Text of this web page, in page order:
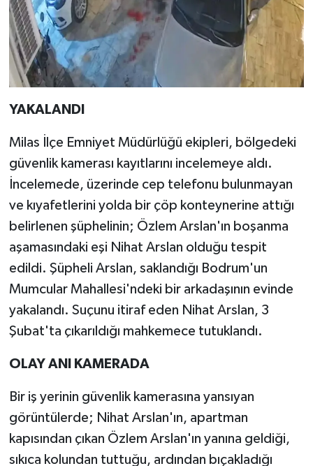
YAKALANDI
Milas İlçe Emniyet Müdürlüğü ekipleri, bölgedeki
güvenlik kamerası kayıtlarını incelemeye aldı.
İncelemede, üzerinde cep telefonu bulunmayan
ve kıyafetlerini yolda bir çöp konteynerine attığı
belirlenen şüphelinin; Özlem Arslan'ın boşanma
aşamasındaki eşi Nihat Arslan olduğu tespit
edildi. Şüpheli Arslan, saklandığı Bodrum'un
Mumcular Mahallesi'ndeki bir arkadaşının evinde
yakalandı. Suçunu itiraf eden Nihat Arslan, 3
Şubat'ta çıkarıldığı mahkemece tutuklandı.
OLAY ANI KAMERADA
Bir iş yerinin güvenlik kamerasına yansıyan
görüntülerde; Nihat Arslan'ın, apartman
kapısından çıkan Özlem Arslan'ın yanına geldiği,
sıkıca kolundan tuttuğu, ardından bıçakladığı